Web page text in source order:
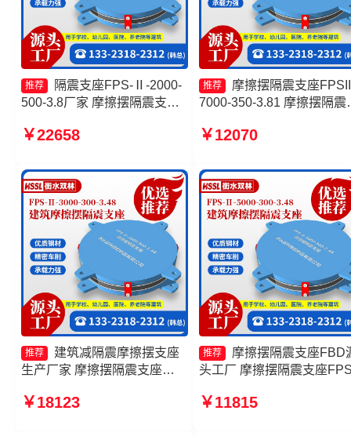
推荐
隔震支座FPS-Ⅱ-2000-
500-3.8厂家 摩擦摆隔震支座
支座的生产厂家 摩擦摆式橡胶
￥22658
推荐
摩擦摆隔震支座
7000-350-3.81 摩擦摆隔震
摩擦摆隔震支座FBD源头
￥12070
推荐
建筑减隔震摩擦摆支座
生产厂家 摩擦摆隔震支座
擦摆隔震支座FPSII-10000-
￥18123
推荐
摩擦摆隔震支座FBD
头工厂 摩擦摆隔震支座
摆隔震支座FPS-Ⅱ-2000-
￥11815